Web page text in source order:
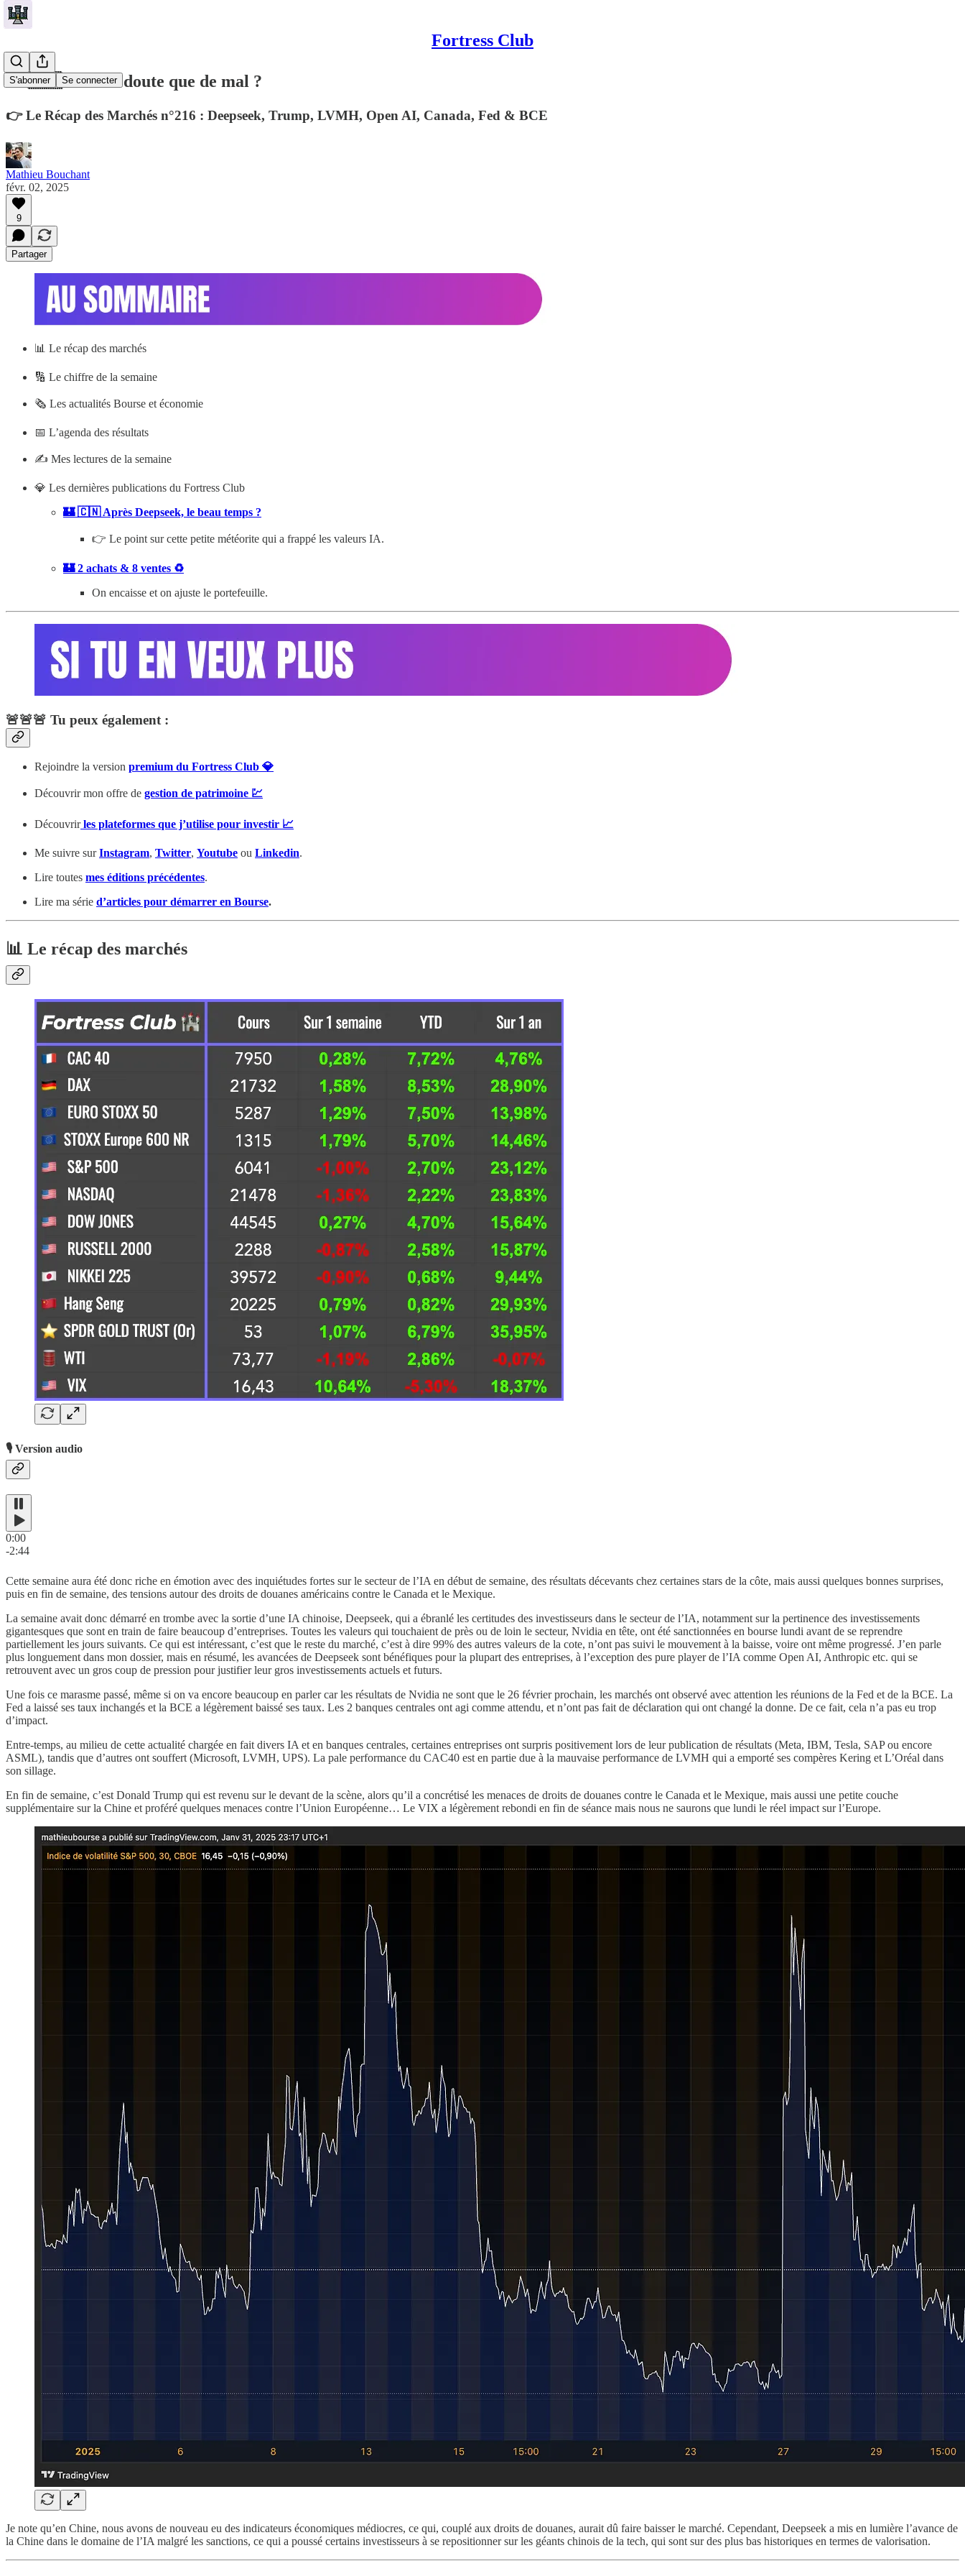
Fortress Club
S'abonner Se connecter
🏰 🇨🇳 Plus de doute que de mal ?
👉 Le Récap des Marchés n°216 : Deepseek, Trump, LVMH, Open AI, Canada, Fed & BCE
Mathieu Bouchant
févr. 02, 2025
9
Partager
📊 Le récap des marchés
🔢 Le chiffre de la semaine
🗞️ Les actualités Bourse et économie
📅 L’agenda des résultats
✍️ Mes lectures de la semaine
💎 Les dernières publications du Fortress Club
🏰 🇨🇳 Après Deepseek, le beau temps ?
👉 Le point sur cette petite météorite qui a frappé les valeurs IA.
🏰 2 achats & 8 ventes ♻️
On encaisse et on ajuste le portefeuille.
🚨🚨🚨 Tu peux également :
Rejoindre la version premium du Fortress Club 💎
Découvrir mon offre de gestion de patrimoine 💹
Découvrirles plateformes que j’utilise pour investir 📈
Me suivre surInstagram, Twitter, Youtube ou Linkedin.
Lire toutes mes éditions précédentes.
Lire ma série d’articles pour démarrer en Bourse.
📊 Le récap des marchés
🎙️ Version audio
0:00
-2:44
Cette semaine aura été donc riche en émotion avec des inquiétudes fortes sur le secteur de l’IA en début de semaine, des résultats décevants chez certaines stars de la côte, mais aussi quelques bonnes surprises,
puis en fin de semaine, des tensions autour des droits de douanes américains contre le Canada et le Mexique.
La semaine avait donc démarré en trombe avec la sortie d’une IA chinoise, Deepseek, qui a ébranlé les certitudes des investisseurs dans le secteur de l’IA, notamment sur la pertinence des investissements
gigantesques que sont en train de faire beaucoup d’entreprises. Toutes les valeurs qui touchaient de près ou de loin le secteur, Nvidia en tête, ont été sanctionnées en bourse lundi avant de se reprendre
partiellement les jours suivants. Ce qui est intéressant, c’est que le reste du marché, c’est à dire 99% des autres valeurs de la cote, n’ont pas suivi le mouvement à la baisse, voire ont même progressé. J’en parle
plus longuement dans mon dossier, mais en résumé, les avancées de Deepseek sont bénéfiques pour la plupart des entreprises, à l’exception des pure player de l’IA comme Open AI, Anthropic etc. qui se
retrouvent avec un gros coup de pression pour justifier leur gros investissements actuels et futurs.
Une fois ce marasme passé, même si on va encore beaucoup en parler car les résultats de Nvidia ne sont que le 26 février prochain, les marchés ont observé avec attention les réunions de la Fed et de la BCE. La
Fed a laissé ses taux inchangés et la BCE a légèrement baissé ses taux. Les 2 banques centrales ont agi comme attendu, et n’ont pas fait de déclaration qui ont changé la donne. De ce fait, cela n’a pas eu trop
d’impact.
Entre-temps, au milieu de cette actualité chargée en fait divers IA et en banques centrales, certaines entreprises ont surpris positivement lors de leur publication de résultats (Meta, IBM, Tesla, SAP ou encore
ASML), tandis que d’autres ont souffert (Microsoft, LVMH, UPS). La pale performance du CAC40 est en partie due à la mauvaise performance de LVMH qui a emporté ses compères Kering et L’Oréal dans
son sillage.
En fin de semaine, c’est Donald Trump qui est revenu sur le devant de la scène, alors qu’il a concrétisé les menaces de droits de douanes contre le Canada et le Mexique, mais aussi une petite couche
supplémentaire sur la Chine et proféré quelques menaces contre l’Union Européenne… Le VIX a légèrement rebondi en fin de séance mais nous ne saurons que lundi le réel impact sur l’Europe.
Je note qu’en Chine, nous avons de nouveau eu des indicateurs économiques médiocres, ce qui, couplé aux droits de douanes, aurait dû faire baisser le marché. Cependant, Deepseek a mis en lumière l’avance de
la Chine dans le domaine de l’IA malgré les sanctions, ce qui a poussé certains investisseurs à se repositionner sur les géants chinois de la tech, qui sont sur des plus bas historiques en termes de valorisation.